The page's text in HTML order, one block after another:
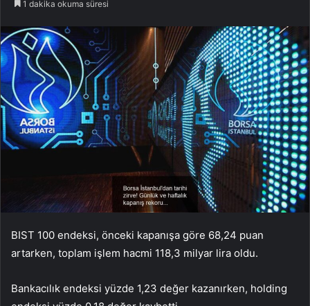
1 dakika okuma süresi
BIST 100 endeksi, önceki kapanışa göre 68,24 puan
artarken, toplam işlem hacmi 118,3 milyar lira oldu.
Bankacılık endeksi yüzde 1,23 değer kazanırken, holding